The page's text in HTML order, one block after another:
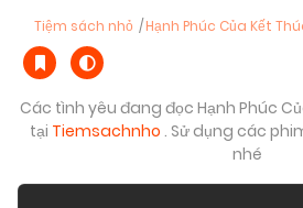
Tiệm sách nhỏ Hạnh Phúc Của Kết
Các tình yêu đang đọc Hạnh Phúc
tại Tiemsachnho . Sử dụng các
nhé